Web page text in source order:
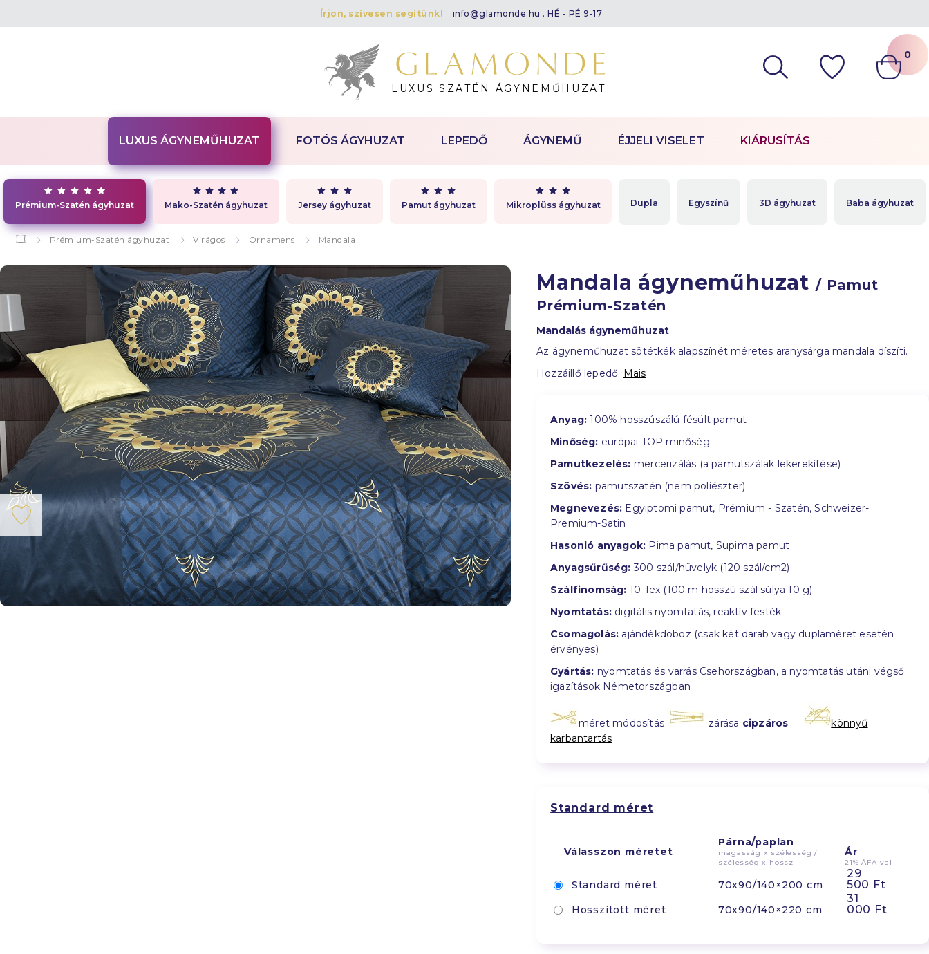
Írjon, szívesen segítünk! info@glamonde.hu . HÉ - PÉ 9-17
LUXUS SZATÉN ÁGYNEMŰHUZAT
0
LUXUS ÁGYNEMŰHUZAT
Prémium-Szatén ágyhuzat Mako-Szatén ágyhuzat Jersey ágyhuzat Pamut ágyhuzat Mikroplüss ágyhuzat Dupla Egyszínű 3D ágyhuzat Baba ágyhuzat
FOTÓS ÁGYHUZAT LEPEDŐ ÁGYNEMŰ ÉJJELI VISELET KIÁRUSÍTÁS
Prémium-Szatén ágyhuzat Virágos Ornamens Mandala
Mandala ágyneműhuzat / Pamut
Prémium-Szatén
Mandalás ágyneműhuzat
Az ágyneműhuzat sötétkék alapszínét méretes aranysárga mandala díszíti.
Hozzáillő lepedő: Mais
Anyag: 100% hosszúszálú fésült pamut
Minőség: európai TOP minőség
Pamutkezelés: mercerizálás (a pamutszálak lekerekítése)
Szövés: pamutszatén (nem poliészter)
Megnevezés: Egyiptomi pamut, Prémium - Szatén, Schweizer-
Premium-Satin
Hasonló anyagok: Pima pamut, Supima pamut
Anyagsűrűség: 300 szál/hüvelyk (120 szál/cm2)
Szálfinomság: 10 Tex (100 m hosszú szál súlya 10 g)
Nyomtatás: digitális nyomtatás, reaktív festék
Csomagolás: ajándékdoboz (csak két darab vagy duplaméret esetén
érvényes)
Gyártás: nyomtatás és varrás Csehországban, a nyomtatás utáni végső
igazítások Németországban
méret módosítás zárása cipzáros
könnyű
karbantartás
Standard méret
Válasszon méretet
Párna/paplan
magasság x szélesség /
szélesség x hossz
Ár
21% ÁFA-val
Standard méret 70x90/140×200 cm
29
500 Ft
Hosszított méret 70x90/140×220 cm
31
000 Ft